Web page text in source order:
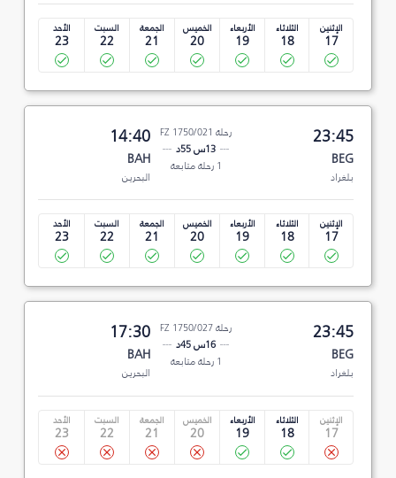
الإثنين
17
الثلاثاء
18
الأربعاء
19
الخميس
20
الجمعة
21
السبت
22
الأحد
23
23:45
BEG
بلغراد
رحلة FZ 1750/021
13س 55د
1 رحلة متابعة
14:40
BAH
البحرين
الإثنين
17
الثلاثاء
18
الأربعاء
19
الخميس
20
الجمعة
21
السبت
22
الأحد
23
23:45
BEG
بلغراد
رحلة FZ 1750/027
16س 45د
1 رحلة متابعة
17:30
BAH
البحرين
الإثنين
17
الثلاثاء
18
الأربعاء
19
الخميس
20
الجمعة
21
السبت
22
الأحد
23